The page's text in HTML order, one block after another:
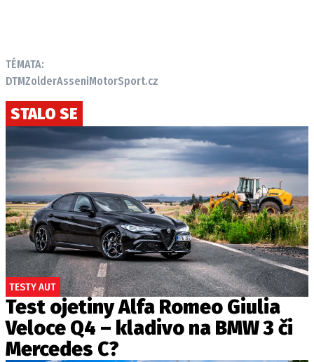
TÉMATA:
DTMZolderAsseniMotorSport.cz
STALO SE
TESTY AUT
Test ojetiny Alfa Romeo Giulia
Veloce Q4 – kladivo na BMW 3 či
Mercedes C?